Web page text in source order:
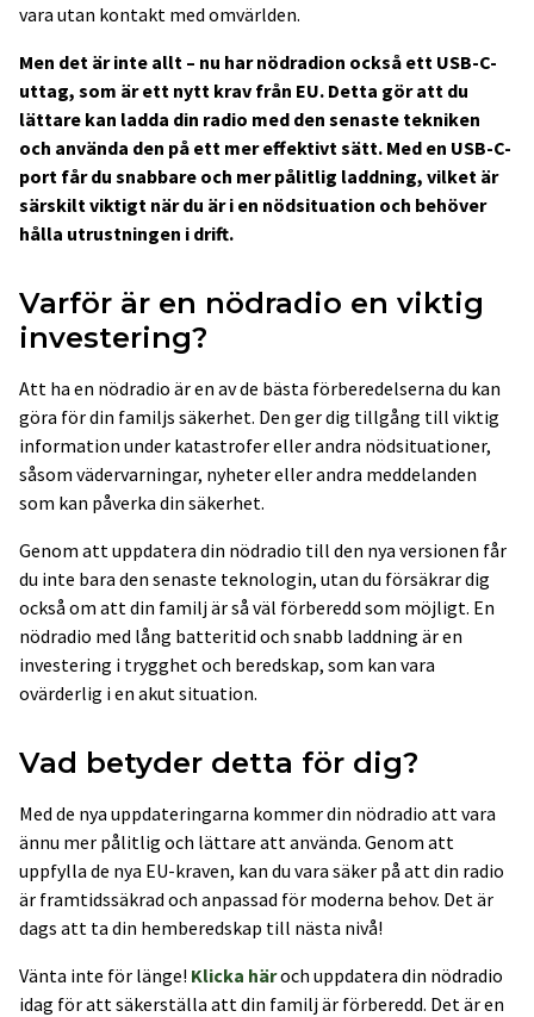
vara utan kontakt med omvärlden.
Men det är inte allt – nu har nödradion också ett USB-C-
uttag, som är ett nytt krav från EU. Detta gör att du
lättare kan ladda din radio med den senaste tekniken
och använda den på ett mer effektivt sätt. Med en USB-C-
port får du snabbare och mer pålitlig laddning, vilket är
särskilt viktigt när du är i en nödsituation och behöver
hålla utrustningen i drift.
Varför är en nödradio en viktig
investering?
Att ha en nödradio är en av de bästa förberedelserna du kan
göra för din familjs säkerhet. Den ger dig tillgång till viktig
information under katastrofer eller andra nödsituationer,
såsom vädervarningar, nyheter eller andra meddelanden
som kan påverka din säkerhet.
Genom att uppdatera din nödradio till den nya versionen får
du inte bara den senaste teknologin, utan du försäkrar dig
också om att din familj är så väl förberedd som möjligt. En
nödradio med lång batteritid och snabb laddning är en
investering i trygghet och beredskap, som kan vara
ovärderlig i en akut situation.
Vad betyder detta för dig?
Med de nya uppdateringarna kommer din nödradio att vara
ännu mer pålitlig och lättare att använda. Genom att
uppfylla de nya EU-kraven, kan du vara säker på att din radio
är framtidssäkrad och anpassad för moderna behov. Det är
dags att ta din hemberedskap till nästa nivå!
Vänta inte för länge! Klicka häroch uppdatera din nödradio
idag för att säkerställa att din familj är förberedd. Det är en